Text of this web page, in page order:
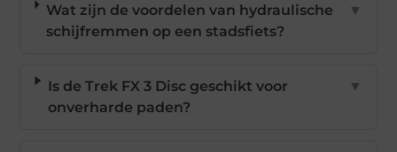
Wat zijn de voordelen van hydraulische
schijfremmen op een stadsfiets?
▼
Is de Trek FX 3 Disc geschikt voor
onverharde paden?
▼